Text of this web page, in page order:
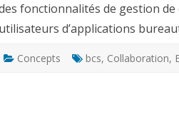
fonctionnalités de gestion
utilisateurs d’applications
Concepts bcs, Collaboration,